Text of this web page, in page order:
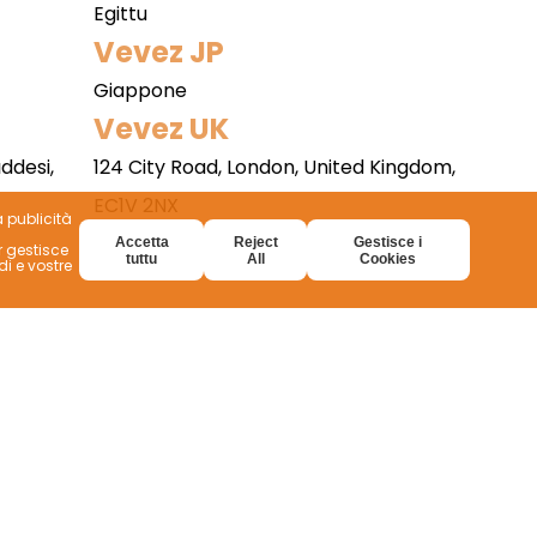
publicità
gestisce
e vostre
Accetta
tuttu
Reject
All
Gestisce i
Cookies
Egittu
Vevez JP
Giappone
Vevez UK
124 City Road, London, United Kingdom,
EC1V 2NX
info@vevez.com